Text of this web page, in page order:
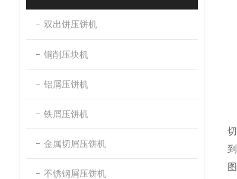
双出饼压饼机
铜削压块机
铝屑压饼机
铁屑压饼机
金属切屑压饼机
不锈钢屑压饼机